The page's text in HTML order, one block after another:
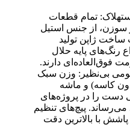
تمام قطعات
سوزن، از جنس استیل
ژاپن تولید
رنگ‌های پایه حلال
فوق‌العاده‌ای دارند.
بی‌نظیر: وزن سبک
295 گرم بدون کاسه) و ماشه
دست را در پروژه‌های
پیچ‌های تنظیم
با بالاترین دقت